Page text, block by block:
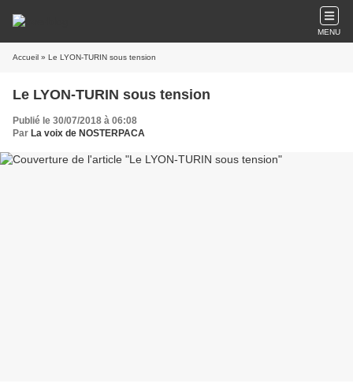
MENU
Accueil » Le LYON-TURIN sous tension
Le LYON-TURIN sous tension
Publié le 30/07/2018 à 06:08
Par La voix de NOSTERPACA